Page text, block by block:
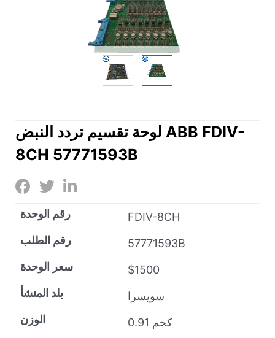
لوحة تقسيم تردد النبض ABB FDIV-
8CH 57771593B
رقم الوحدة
FDIV-8CH
رقم الطلب
57771593B
سعر الوحدة
$1500
بلد المنشأ
سويسرا
الوزن
0.91 كجم